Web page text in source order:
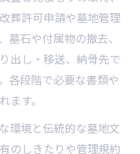
葬許可申請や墓地管理
石や付属物の撤去、
出し・移送、納骨先で
各段階で必要な書類や
ます。
環境と伝統的な墓地文
のしきたりや管理規約